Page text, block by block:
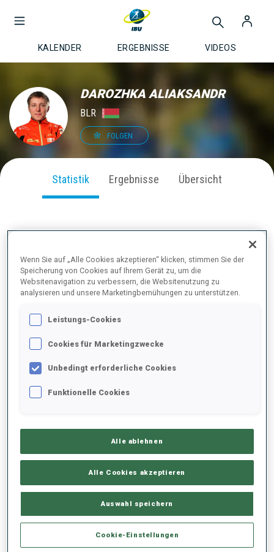
KALENDER ERGEBNISSE VIDEOS
DAROZHKA ALIAKSANDR
BLR
FOLGEN
Statistik Ergebnisse Übersicht
PERFORMANCE
Keine Daten vorhanden
Keine Daten vorhanden
STEHENDSCHIESSEN
Wenn Sie auf „Alle Cookies akzeptieren“ klicken, stimmen Sie der
Speicherung von Cookies auf Ihrem Gerät zu, um die
Websitenavigation zu verbessern, die Websitenutzung zu
analysieren und unsere Marketingbemühungen zu unterstützen.
Leistungs-Cookies
Cookies für Marketingzwecke
Unbedingt erforderliche Cookies
Funktionelle Cookies
Alle ablehnen
Alle Cookies akzeptieren
Auswahl speichern
Cookie-Einstellungen